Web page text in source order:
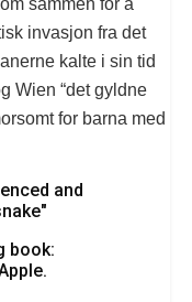
sammen for å
invasjon fra det
kalte i sin tid
Wien “det gyldne
for barna med
and
book: